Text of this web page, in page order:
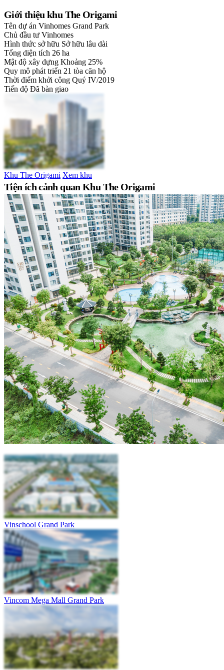
Giới thiệu khu The Origami
Tên dự án Vinhomes Grand Park
Chủ đầu tư Vinhomes
Hình thức sở hữu Sở hữu lâu dài
Tổng diện tích 26 ha
Mật độ xây dựng Khoảng 25%
Quy mô phát triển 21 tòa căn hộ
Thời điểm khởi công Quý IV/2019
Tiến độ Đã bàn giao
Khu The Origami Xem khu
Tiện ích cảnh quan Khu The Origami
Vinschool Grand Park
Vincom Mega Mall Grand Park